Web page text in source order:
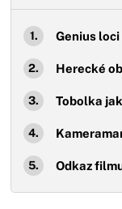
Genius
Herecké
Tobolka
Odkaz